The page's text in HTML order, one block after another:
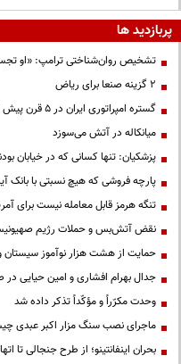
پربازدید ها
تشخیص روان‌شناختی ترامپ: «او
۲ گزینه صنعا برای ریاض
گستره امپراتوری ایران در ۵ قرن پیش از میلاد؛ تصویری از ایران ۲۵ قرن پیش
میانکاله در آتش می‌سوزد
پزشکیان: تنها کسانی که در خیابان
پارچه فروشی که هیچ نسبتی با بانک
تنگه هرمز قابل معامله نیست برای
نقض آتش‌بس و حملات رژیم
حمایت از هشت هزار نوآموز سیستان
جدال بهرام افشاری و امین حیایی
وحدت مکرّراً و مؤکّداً تذکر داده شد
ماجرای نصب سنگ مزار اکبر عبدی
بحران اینفانتینو؛ از طرح جنجالی تا